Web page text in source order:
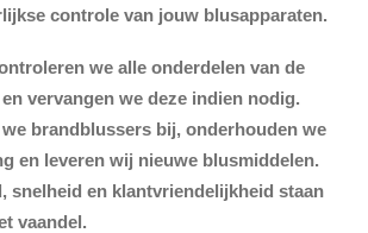
controle van jouw blusapparaten.
we alle onderdelen van de
vervangen we deze indien nodig.
brandblussers bij, onderhouden we
en leveren wij nieuwe blusmiddelen.
snelheid en klantvriendelijkheid staan
vaandel.